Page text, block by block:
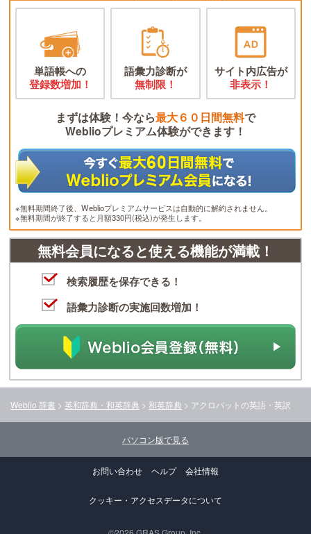
単語帳への
登録数増加！
語彙力診断が
無制限！
サイト内広告が
非表示！
まずは体験！今なら最大６０日間無料で
Weblioプレミアム体験ができます！
※無料期間終了後、Weblioプレミアムサービスは自動的に解約されません。
※無料期間が終了すると月額330円(税込)が発生します。
無料会員になると使える機能が満載！
検索履歴を保存できる！
語彙力診断の実施回数増加！
Weblio 辞書 > 英和辞典・和英辞典 > 和英辞典 > アクロバットの英語・英訳
パソコン版で見る
お問い合わせ ヘルプ 会社情報
クッキー・アクセスデータについて